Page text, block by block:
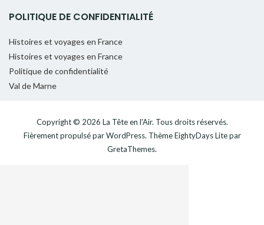
POLITIQUE DE CONFIDENTIALITÉ
Histoires et voyages en France
Histoires et voyages en France
Politique de confidentialité
Val de Marne
Copyright © 2026 La Tête en l'Air. Tous droits réservés.
Fièrement propulsé parWordPress. ThèmeEightyDays Litepar
GretaThemes.